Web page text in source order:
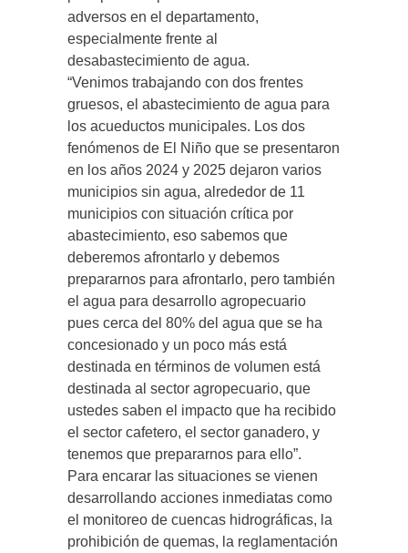
adversos en el departamento,
especialmente frente al
desabastecimiento de agua.
“Venimos trabajando con dos frentes
gruesos, el abastecimiento de agua para
los acueductos municipales. Los dos
fenómenos de El Niño que se presentaron
en los años 2024 y 2025 dejaron varios
municipios sin agua, alrededor de 11
municipios con situación crítica por
abastecimiento, eso sabemos que
deberemos afrontarlo y debemos
prepararnos para afrontarlo, pero también
el agua para desarrollo agropecuario
pues cerca del 80% del agua que se ha
concesionado y un poco más está
destinada en términos de volumen está
destinada al sector agropecuario, que
ustedes saben el impacto que ha recibido
el sector cafetero, el sector ganadero, y
tenemos que prepararnos para ello”.
Para encarar las situaciones se vienen
desarrollando acciones inmediatas como
el monitoreo de cuencas hidrográficas, la
prohibición de quemas, la reglamentación